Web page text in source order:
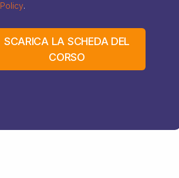
Policy.
SCARICA LA SCHEDA DEL
CORSO